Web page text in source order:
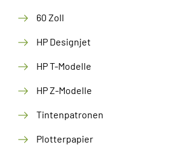
60 Zoll
HP Designjet
HP T-Modelle
HP Z-Modelle
Tintenpatronen
Plotterpapier